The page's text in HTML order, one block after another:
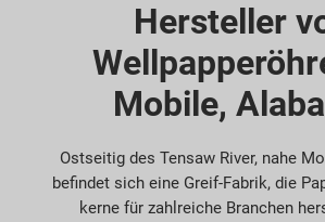
Hersteller
Mobile,
Ostseitig des Tensaw River, nahe
befindet sich eine Greif-Fabrik, die
kerne für zahlreiche Branchen